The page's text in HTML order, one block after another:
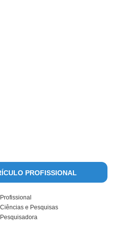
PROFISSIONAL
Profissional
Ciências e Pesquisas
Pesquisadora